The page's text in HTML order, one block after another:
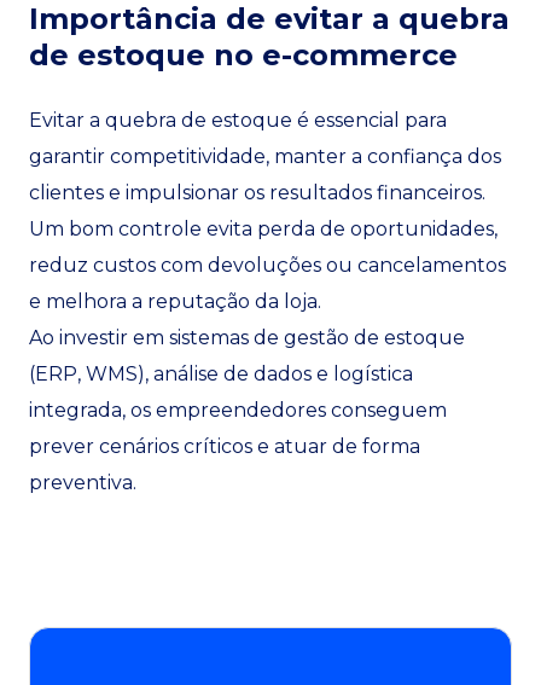
Importância de evitar a quebra
de estoque no e-commerce
Evitar a quebra de estoque é essencial para
garantir competitividade, manter a confiança dos
clientes e impulsionar os resultados financeiros.
Um bom controle evita perda de oportunidades,
reduz custos com devoluções ou cancelamentos
e melhora a reputação da loja.
Ao investir em sistemas de gestão de estoque
(ERP, WMS), análise de dados e logística
integrada, os empreendedores conseguem
prever cenários críticos e atuar de forma
preventiva.